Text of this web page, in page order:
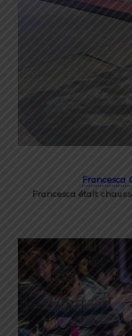
Francesca
Francesca était